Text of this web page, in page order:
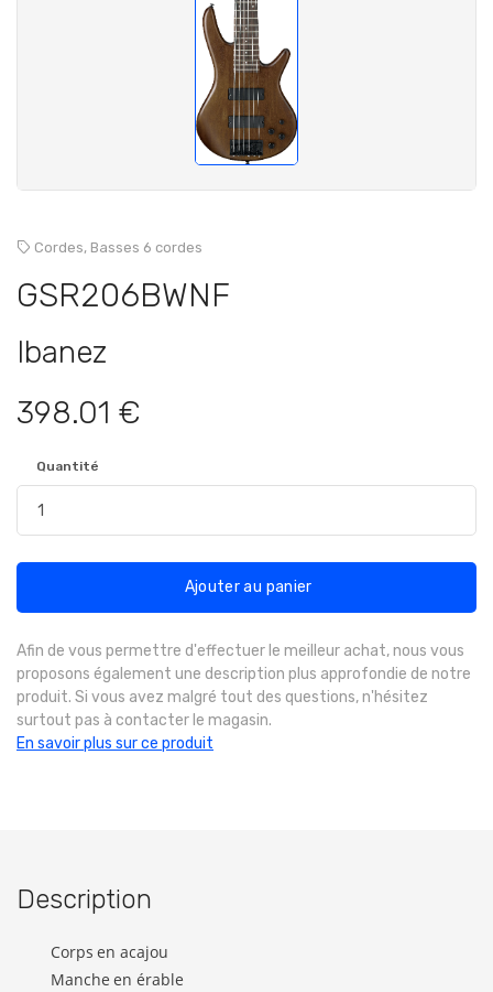
Cordes, Basses 6 cordes
GSR206BWNF
Ibanez
398.01 €
Quantité
Ajouter au panier
Afin de vous permettre d'effectuer le meilleur achat, nous vous
proposons également une description plus approfondie de notre
produit. Si vous avez malgré tout des questions, n'hésitez
surtout pas à contacter le magasin.
En savoir plus sur ce produit
Description
Corps en acajou
Manche en érable